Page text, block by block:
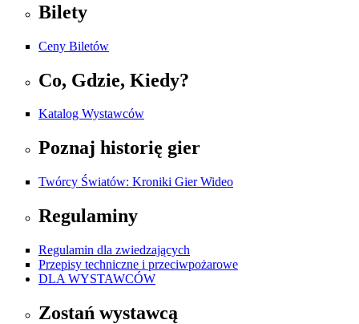
Bilety
Ceny Biletów
Co, Gdzie, Kiedy?
Katalog Wystawców
Poznaj historię gier
Twórcy Światów: Kroniki Gier Wideo
Regulaminy
Regulamin dla zwiedzających
Przepisy techniczne i przeciwpożarowe
DLA WYSTAWCÓW
Zostań wystawcą